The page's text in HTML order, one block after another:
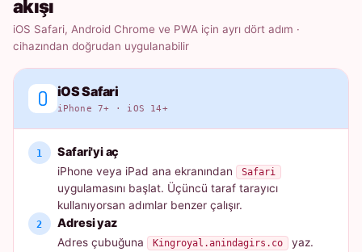
akışı
iOS Safari, Android Chrome ve PWA için ayrı dört adım ·
cihazından doğrudan uygulanabilir
iOS Safari
iPhone 7+ · iOS 14+
Safari'yi aç
iPhone veya iPad ana ekranından Safari
uygulamasını başlat. Üçüncü taraf tarayıcı
kullanıyorsan adımlar benzer çalışır.
Adresi yaz
Adres çubuğuna Kingroyal.anindagirs.co
yaz.